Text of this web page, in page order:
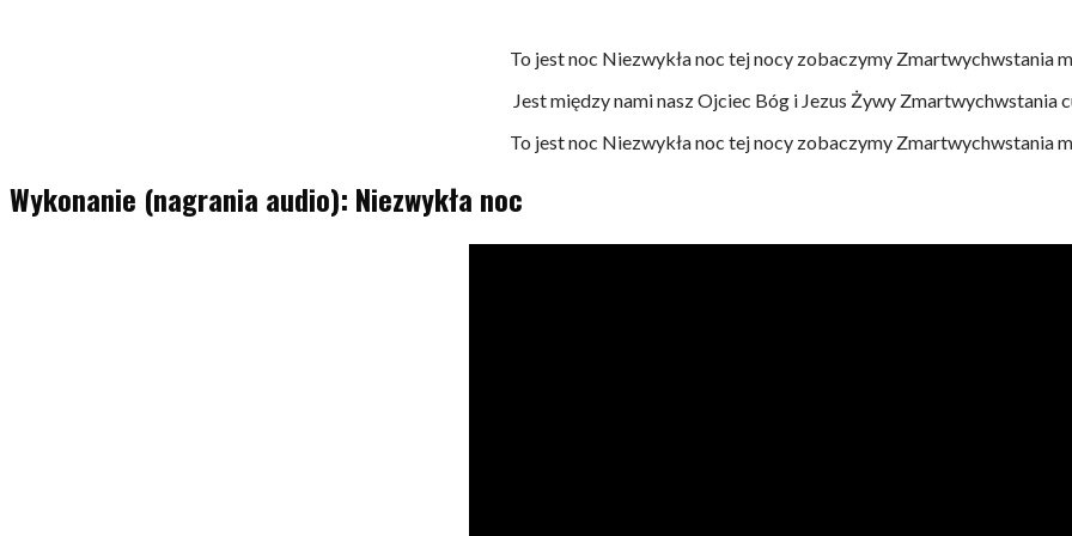
To jest noc Niezwykła noc tej nocy zobaczymy Zmartwychwstania
Jest między nami nasz Ojciec Bóg i Jezus Żywy Zmartwychwstania
To jest noc Niezwykła noc tej nocy zobaczymy Zmartwychwstania
Wykonanie (nagrania audio): Niezwykła noc